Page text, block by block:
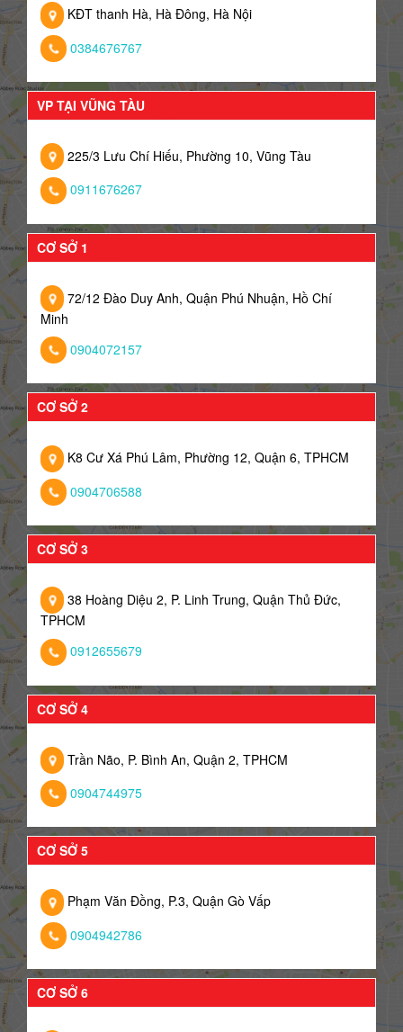
KĐT thanh Hà, Hà Đông, Hà Nội
0384676767
VP TẠI VŨNG TÀU
225/3 Lưu Chí Hiếu, Phường 10, Vũng Tàu
0911676267
CƠ SỞ 1
72/12 Đào Duy Anh, Quận Phú Nhuận, Hồ Chí
Minh
0904072157
CƠ SỞ 2
K8 Cư Xá Phú Lâm, Phường 12, Quận 6, TPHCM
0904706588
CƠ SỞ 3
38 Hoàng Diệu 2, P. Linh Trung, Quận Thủ Đức,
TPHCM
0912655679
CƠ SỞ 4
Trần Não, P. Bình An, Quận 2, TPHCM
0904744975
CƠ SỞ 5
Phạm Văn Đồng, P.3, Quận Gò Vấp
0904942786
CƠ SỞ 6